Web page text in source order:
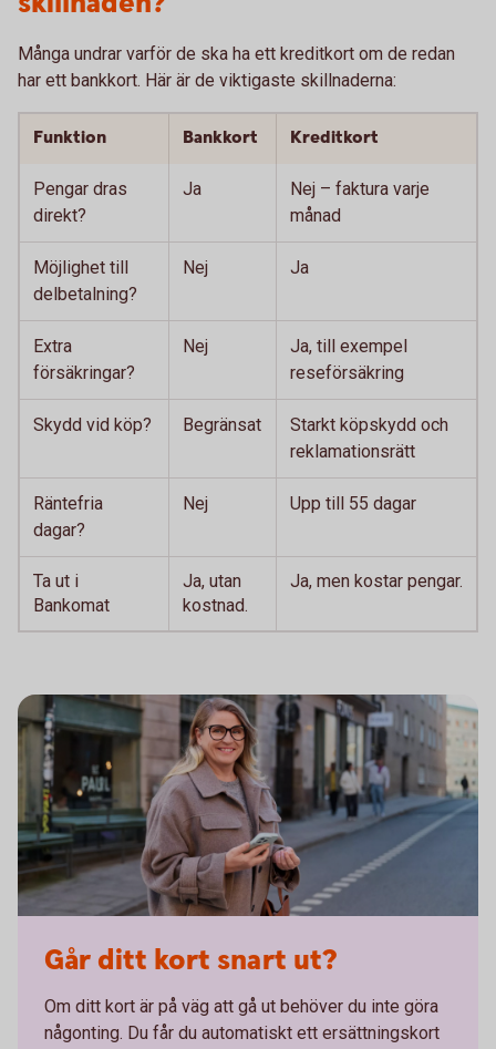
Många undrar varför de ska ha ett kreditkort om de redan
har ett bankkort. Här är de viktigaste skillnaderna:
Funktion Bankkort Kreditkort
Pengar dras
direkt?
Ja
Nej – faktura varje
månad
Möjlighet till
delbetalning?
Nej Ja
Extra
försäkringar?
Nej
Ja, till exempel
reseförsäkring
Skydd vid köp? Begränsat
Starkt köpskydd och
reklamationsrätt
Räntefria
dagar?
Nej Upp till 55 dagar
Ta ut i
Bankomat
Ja, utan
kostnad.
Ja, men kostar pengar.
Går ditt kort snart ut?
Om ditt kort är på väg att gå ut behöver du inte göra
någonting. Du får du automatiskt ett ersättningskort